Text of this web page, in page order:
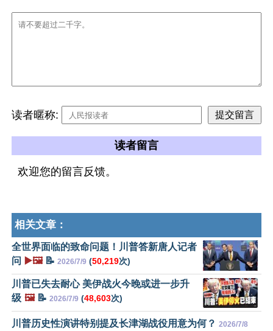
读者暱称:
读者留言
欢迎您的留言反馈。
相关文章：
全世界面临的致命问题！川普答新唐人记者
问 ▶️🖼️📝 2026/7/9 (50,219次)
川普已失去耐心 美伊战火今晚或进一步升
级 🖼️📝 2026/7/9 (48,603次)
川普历史性演讲特别提及长津湖战役用意为何？ 2026/7/8